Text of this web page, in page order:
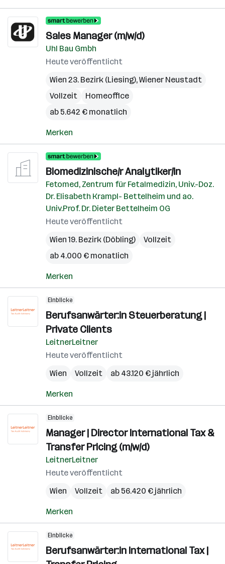
Sales Manager (m/w/d)
Uhl Bau Gmbh
Heute veröffentlicht
Wien 23. Bezirk (Liesing),Wiener Neustadt
Vollzeit
Homeoffice
ab 5.642 € monatlich
Merken
Biomedizinische/r Analytiker/in
Fetomed, Zentrum für Fetalmedizin, Univ.-Doz.
Dr. Elisabeth Krampl- Bettelheim und ao.
Univ.Prof. Dr. Dieter Bettelheim OG
Heute veröffentlicht
Wien 19. Bezirk (Döbling)
Vollzeit
ab 4.000 € monatlich
Merken
Einblicke
Berufsanwärter:in Steuerberatung |
Private Clients
LeitnerLeitner
Heute veröffentlicht
Wien
Vollzeit ab 43.120 € jährlich
Merken
Einblicke
Manager | Director International Tax &
Transfer Pricing (m/w/d)
LeitnerLeitner
Heute veröffentlicht
Wien
Vollzeit ab 56.420 € jährlich
Merken
Einblicke
Berufsanwärter:in International Tax |